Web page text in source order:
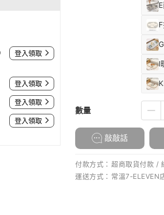
登入領取
登入領取
登入領取
登入領取
I
數量
敲敲話
付款方式： 超商取貨付款 /
運送方式： 常溫7-ELEVEN